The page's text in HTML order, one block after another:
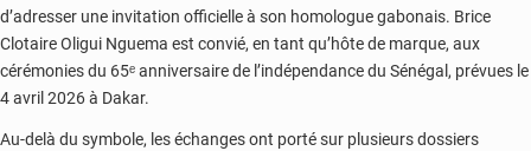
d’adresser une invitation officielle à son homologue gabonais. Brice
Clotaire Oligui Nguema est convié, en tant qu’hôte de marque, aux
cérémonies du 65ᵉ anniversaire de l’indépendance du Sénégal, prévues le
4 avril 2026 à Dakar.
Au-delà du symbole, les échanges ont porté sur plusieurs dossiers